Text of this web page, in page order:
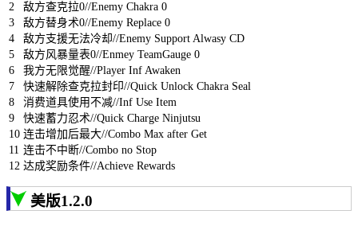
2
3
4
5
6
7
8
9
10
11
12
敌方查克拉0//Enemy Chakra 0
敌方替身术0//Enemy Replace 0
敌方支援无法冷却//Enemy Support Alwasy CD
敌方风暴量表0//Enmey TeamGauge 0
我方无限觉醒//Player Inf Awaken
快速解除查克拉封印//Quick Unlock Chakra Seal
消费道具使用不减//Inf Use Item
快速蓄力忍术//Quick Charge Ninjutsu
连击增加后最大//Combo Max after Get
连击不中断//Combo no Stop
达成奖励条件//Achieve Rewards
美版1.2.0